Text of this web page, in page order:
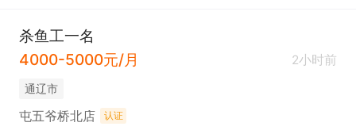
杀鱼工一名
4000-5000元/月
2小时前
通辽市
屯五爷桥北店 认证